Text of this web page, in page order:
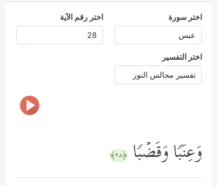
اختر سورة اختر رقم الآية
اختر التفسير
وَعِنَبࣰا وَقَضۡبࣰا ﴿٢٨﴾